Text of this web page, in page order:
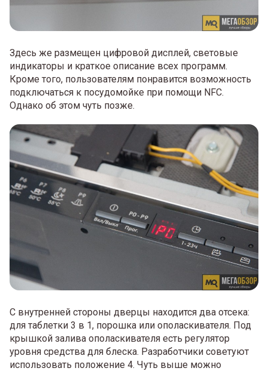
Здесь же размещен цифровой дисплей, световые
индикаторы и краткое описание всех программ.
Кроме того, пользователям понравится возможность
подключаться к посудомойке при помощи NFC.
Однако об этом чуть позже.
С внутренней стороны дверцы находится два отсека:
для таблетки 3 в 1, порошка или ополаскивателя. Под
крышкой залива ополаскивателя есть регулятор
уровня средства для блеска. Разработчики советуют
использовать положение 4. Чуть выше можно